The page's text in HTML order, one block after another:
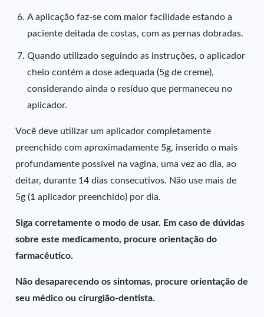
A aplicação faz-se com maior facilidade estando a
paciente deitada de costas, com as pernas dobradas.
Quando utilizado seguindo as instruções, o aplicador
cheio contém a dose adequada (5g de creme),
considerando ainda o resíduo que permaneceu no
aplicador.
Você deve utilizar um aplicador completamente
preenchido com aproximadamente 5g, inserido o mais
profundamente possível na vagina, uma vez ao dia, ao
deitar, durante 14 dias consecutivos. Não use mais de
5g (1 aplicador preenchido) por dia.
Siga corretamente o modo de usar. Em caso de dúvidas
sobre este medicamento, procure orientação do
farmacêutico.
Não desaparecendo os sintomas, procure orientação de
seu médico ou cirurgião-dentista.